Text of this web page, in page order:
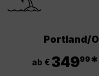
Portland/
ab € 34999*